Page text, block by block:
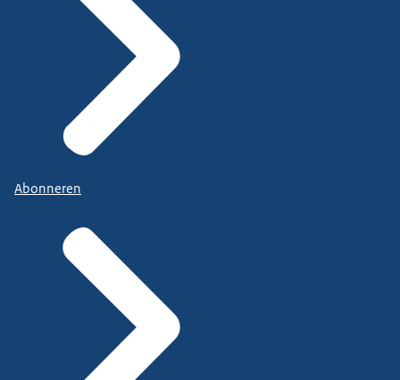
Abonneren